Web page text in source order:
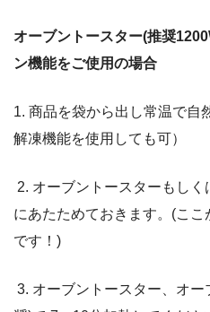
オーブントースター(推奨
ン機能をご使用の場合
1. 商品を袋から出し常温で自
解凍機能を使用しても可）
2. オーブントースターもし
にあたためておきます。(ここ
です！)
3. オーブントースター、オー